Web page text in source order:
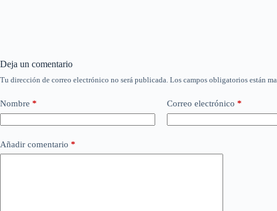
Deja un comentario
Tu dirección de correo electrónico no será publicada. Los campos obligatorios están
Nombre * Correo electrónico *
Añadir comentario *